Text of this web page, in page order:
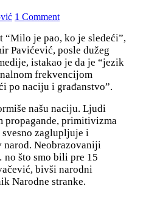
1 Comment
je pao, ko je sledeći”,
Pavićević, posle dužeg
istakao je da je “jezik
frekvencijom
po naciju i građanstvo”.
našu naciju. Ljudi
propagande, primitivizma
zaglupljuje i
Neobrazovaniji
što smo bili pre 15
bivši narodni
Narodne stranke.